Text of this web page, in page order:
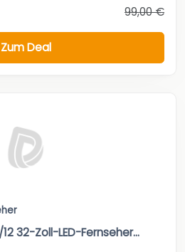
99,00 €
Zum Deal
32-Zoll-LED-Fernseher...